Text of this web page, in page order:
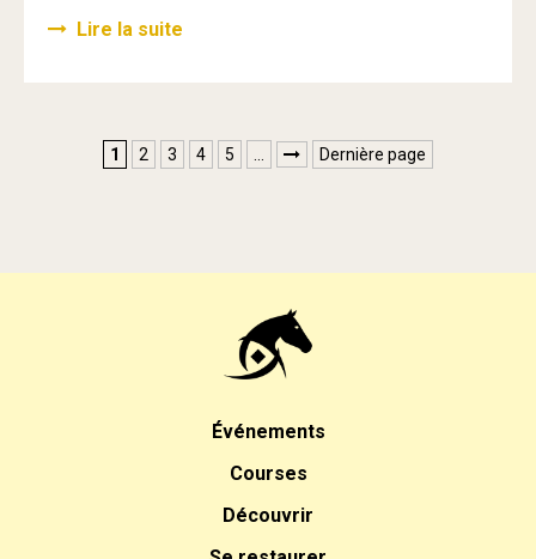
Lire la suite
1 2 3 4 5  Dernière page
Événements
Courses
Découvrir